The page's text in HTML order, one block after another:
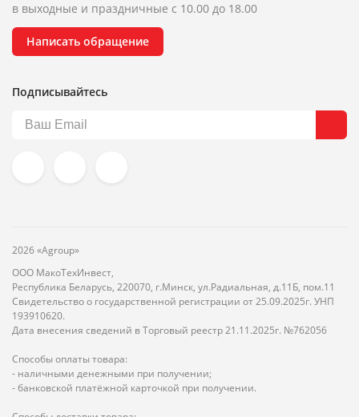
в выходные и праздничные с 10.00 до 18.00
Написать обращение
Подписывайтесь
2026 «Agroup»
ООО МакоТехИнвест,
Республика Беларусь, 220070, г.Минск, ул.Радиальная, д.11Б, пом.11
Свидетельство о государственной регистрации от 25.09.2025г. УНП
193910620.
Дата внесения сведений в Торговый реестр 21.11.2025г. №762056
Способы оплаты товара:
- наличными денежными при получении;
- банковской платёжной карточкой при получении.